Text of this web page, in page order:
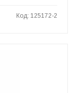
Код: 125172-2